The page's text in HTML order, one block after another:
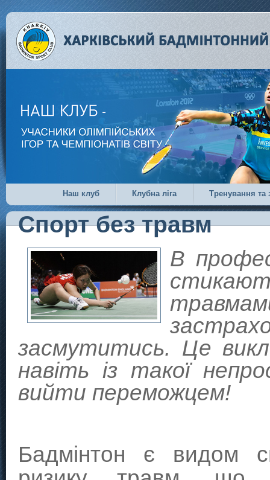
Наш клуб Клубна ліга Тренування та
Спорт без травм
В
засмутитись. Це
навіть із такої
вийти переможцем!
Бадмінтон є видом